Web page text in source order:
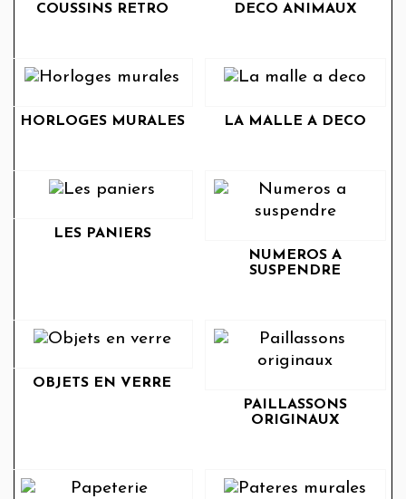
COUSSINS RETRO DECO ANIMAUX
HORLOGES MURALES LA MALLE A DECO
LES PANIERS
NUMEROS A
SUSPENDRE
OBJETS EN VERRE
PAILLASSONS
ORIGINAUX